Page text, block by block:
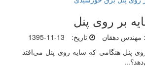
بر روی پنل
مهندس دهقان تاریخ:
1395-11-13
پنل هنگامی که سایه روی پنل می‌افتد